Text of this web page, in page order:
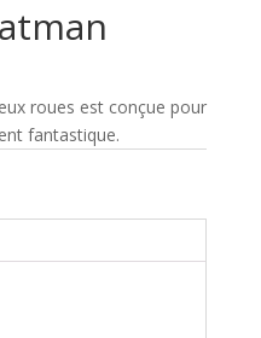
roues est conçue pour
fantastique.